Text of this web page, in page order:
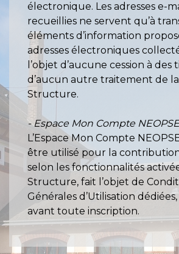
électronique. Les adresses e-
recueillies ne servent qu’à
éléments d’information
adresses électroniques
l’objet d’aucune cession à des
d’aucun autre traitement de
Structure.
- Espace Mon Compte NEOPSE
L’Espace Mon Compte
être utilisé pour la
selon les fonctionnalités
Structure, fait l’objet de
Générales d’Utilisation
avant toute inscription.